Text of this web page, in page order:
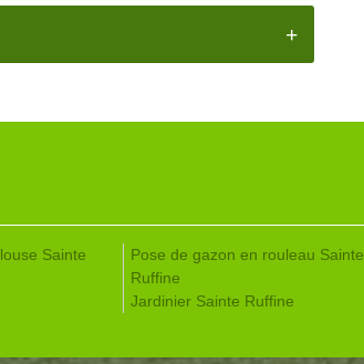
Sainte
Pose de gazon en rouleau Sainte
Ruffine
Jardinier Sainte Ruffine